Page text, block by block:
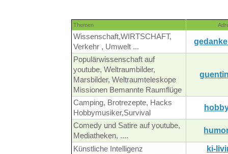
Themen
Wissenschaft,WIRTSCHAFT,
Verkehr , Umwelt ...
Populärwissenschaft auf
youtube, Weltraumbilder,
Marsbilder, Weltraumteleskope
Missionen Bemannte Raumflüge
Camping, Brotrezepte, Hacks
Hobbymusiker,Survival
Comedy und Satire auf youtube,
Mediatheken, ....
Künstliche Intelligenz ki-